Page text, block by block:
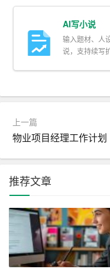
4. 工作经验：按时间
称、职位、工作时间、
5. 项目经验：如有相
名称、时间、角色和成
6. 技能：列出与目标
7. 荣誉奖项：如有相
发单位、时间等。
8. 自我评价：简要介绍
四、突出关键信息
在撰写履历表时，要
议：
AI写小说
输入题材、人
说，支持续写
上一篇
物业项目经理工作计划
推荐文章